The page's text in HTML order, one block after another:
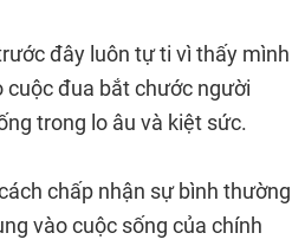
đây luôn tự ti vì thấy mình
cuộc đua bắt chước người
trong lo âu và kiệt sức.
chấp nhận sự bình thường
vào cuộc sống của chính